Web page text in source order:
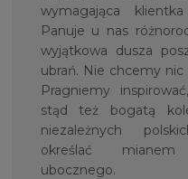
wymagająca
Panuje u nas
wyjątkowa dusza
ubrań. Nie chcemy nic
Pragniemy
stąd też bogatą
niezależnych
określać
ubocznego.